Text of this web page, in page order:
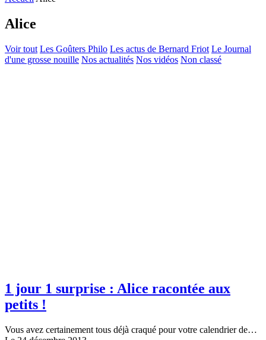
Alice
Voir tout Les Goûters Philo Les actus de Bernard Friot Le Journal
d'une grosse nouille Nos actualités Nos vidéos Non classé
1 jour 1 surprise : Alice racontée aux
petits !
Vous avez certainement tous déjà craqué pour votre calendrier de…